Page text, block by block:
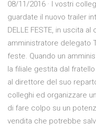
08/11/2016 · I vostri
guardate il nuovo trailer
DELLE FESTE, in uscita
amministratore delegato
feste. Quando un
la filiale gestita dal
al direttore del suo
colleghi ed organizzare
di fare colpo su un
vendita che potrebbe